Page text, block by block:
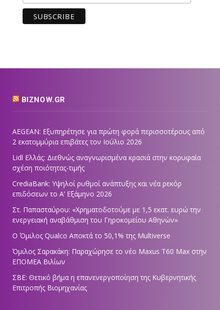
BIZNOW.GR
AEGEAN: Εξυπηρέτησε για πρώτη φορά περισσοτέρους από
2 εκατομμύρια επιβάτες τον Ιούλιο 2026
Lidl Ελλάς: Διεθνώς αναγνωρισμένα κρασιά στην κορυφαία
σχέση ποιότητας-τιμής
CrediaBank: Υψηλοί ρυθμοί ανάπτυξης και νέα ρεκόρ
επιδόσεων το Α’ Εξάμηνο 2026
Στ. Παπασταύρου: «Χρηματοδοτούμε με 1,5 εκατ. ευρώ την
ενεργειακή αναβάθμιση του Γηροκομείου Αθηνών»
Ο Όμιλος Qualco Αποκτά το 50,1% της Multiverse
Όμιλος Σαρακάκη: Παραχώρησε το νέο Maxus T60 Max στην
ΕΠΟΜΕΑ Βιλίων
ΣΒΕ: Θετικό βήμα η επανενεργοποίηση της Κυβερνητικής
Επιτροπής Βιομηχανίας